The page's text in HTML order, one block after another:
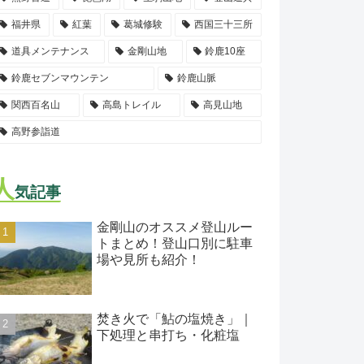
福井県 紅葉 葛城修験 西国三十三所
道具メンテナンス 金剛山地 鈴鹿10座
鈴鹿セブンマウンテン 鈴鹿山脈
関西百名山 高島トレイル 高見山地
高野参詣道
気記事
金剛山のオススメ登山ルー
トまとめ！登山口別に駐車
場や見所も紹介！
焚き火で「鮎の塩焼き」｜
下処理と串打ち・化粧塩